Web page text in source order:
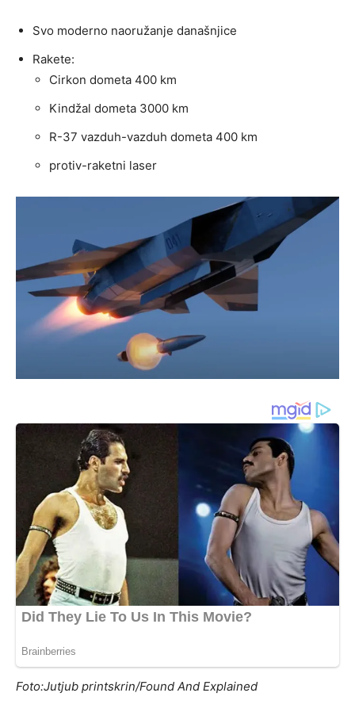
Svo moderno naoružanje današnjice
Rakete:
Cirkon dometa 400 km
Kindžal dometa 3000 km
R-37 vazduh-vazduh dometa 400 km
protiv-raketni laser
Foto:Jutjub printskrin/Found And Explained